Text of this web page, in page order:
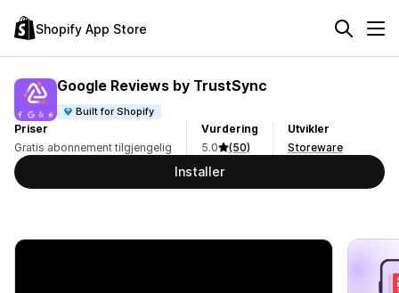
Shopify App Store
Google Reviews by TrustSync
Built for Shopify
Priser
Gratis abonnement tilgjengelig
Vurdering
5.0
(50)
Utvikler
Storeware
Installer